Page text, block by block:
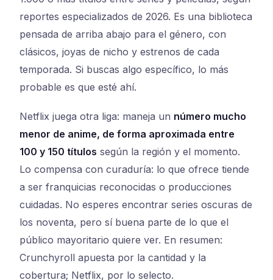
reportes especializados de 2026. Es una biblioteca
pensada de arriba abajo para el género, con
clásicos, joyas de nicho y estrenos de cada
temporada. Si buscas algo específico, lo más
probable es que esté ahí.
Netflix juega otra liga: maneja un número mucho
menor de anime, de forma aproximada entre
100 y 150 títulos según la región y el momento.
Lo compensa con curaduría: lo que ofrece tiende
a ser franquicias reconocidas o producciones
cuidadas. No esperes encontrar series oscuras de
los noventa, pero sí buena parte de lo que el
público mayoritario quiere ver. En resumen:
Crunchyroll apuesta por la cantidad y la
cobertura; Netflix, por lo selecto.